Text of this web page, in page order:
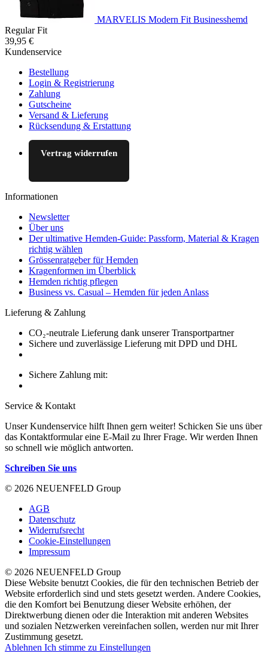
MARVELIS Modern Fit Businesshemd
Regular Fit
39,95 €
Kundenservice
Bestellung
Login & Registrierung
Zahlung
Gutscheine
Versand & Lieferung
Rücksendung & Erstattung
Vertrag widerrufen
Informationen
Newsletter
Über uns
Der ultimative Hemden-Guide: Passform, Material & Kragen
richtig wählen
Grössenratgeber für Hemden
Kragenformen im Überblick
Hemden richtig pflegen
Business vs. Casual – Hemden für jeden Anlass
Lieferung & Zahlung
CO₂-neutrale Lieferung dank unserer Transportpartner
Sichere und zuverlässige Lieferung mit DPD und DHL
Sichere Zahlung mit:
Service & Kontakt
Unser Kundenservice hilft Ihnen gern weiter! Schicken Sie uns über
das Kontaktformular eine E-Mail zu Ihrer Frage. Wir werden Ihnen
so schnell wie möglich antworten.
Schreiben Sie uns
© 2026 NEUENFELD Group
AGB
Datenschutz
Widerrufsrecht
Cookie-Einstellungen
Impressum
© 2026 NEUENFELD Group
Diese Website benutzt Cookies, die für den technischen Betrieb der
Website erforderlich sind und stets gesetzt werden. Andere Cookies,
die den Komfort bei Benutzung dieser Website erhöhen, der
Direktwerbung dienen oder die Interaktion mit anderen Websites
und sozialen Netzwerken vereinfachen sollen, werden nur mit Ihrer
Zustimmung gesetzt.
Ablehnen Ich stimme zu Einstellungen